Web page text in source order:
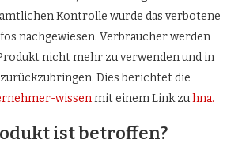
Kontrolle wurde das verbotene
nachgewiesen. Verbraucher werden
nicht mehr zu verwenden und in
Dies berichtet die
wissenmit einem Link zuhna.
ist betroffen?